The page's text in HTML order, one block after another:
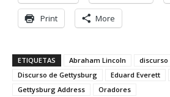
Print More
ETIQUETAS Abraham Lincoln
discurso
Discurso de Gettysburg
Eduard Everett
Gettysburg Address
Oradores